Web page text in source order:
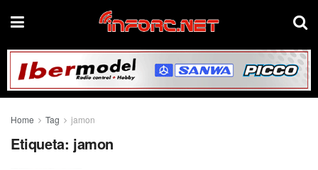
Home Tag jamon
Etiqueta: jamon